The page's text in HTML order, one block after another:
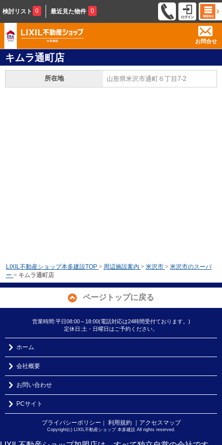
検討リスト 0 最近見た物件 0
お問合せ
キムラ通町店
所在地 山形県米沢市通町６丁目7-2
LIXIL不動産ショップ本多建設TOP > 周辺施設案内 > 米沢市 > 米沢市のスーパ
ー > キムラ通町店
ページトップに戻る
営業時間:平日08:00～18:00(電話対応は24時間受付ております。)
定休日:土・日曜日はご予約ください。
ホーム
会社概要
お問い合わせ
PCサイト
プライバシーポリシー ｜ 利用規約 ｜アクセスマップ
Copyright(c) LIXIL不動産ショップ 本多建設 All rights reserved.